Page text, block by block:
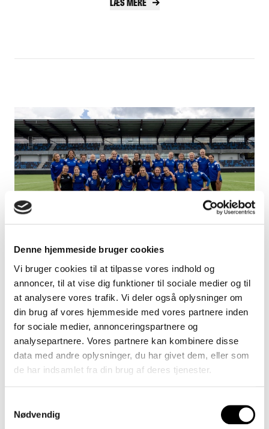
Denne hjemmeside bruger cookies
Vi bruger cookies til at tilpasse vores indhold og
annoncer, til at vise dig funktioner til sociale medier og til
at analysere vores trafik. Vi deler også oplysninger om
din brug af vores hjemmeside med vores partnere inden
for sociale medier, annonceringspartnere og
analysepartnere. Vores partnere kan kombinere disse
data med andre oplysninger, du har givet dem, eller som
de har indsamlet fra din brug af deres tjenester.
Nødvendig
Læs mere
Årets Profil i A-Liga
Det er sæsonens bedste spiller i landets bedste
række. Kåret af konkurrenterne.
Læs mere